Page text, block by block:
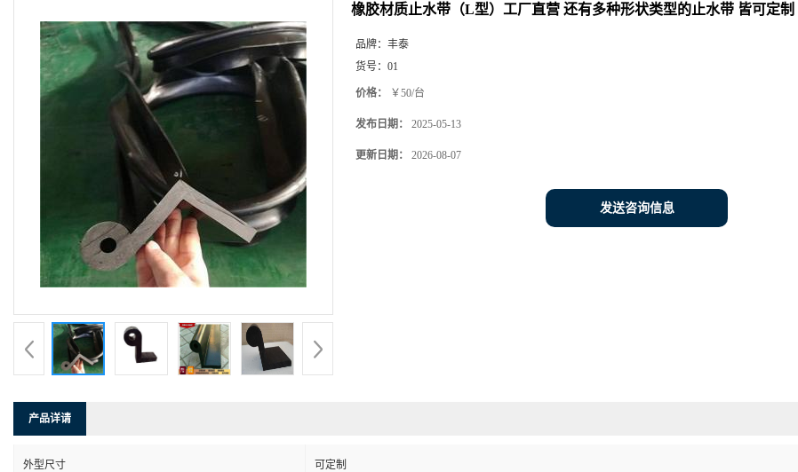
橡胶材质止水带（L型）工厂直营 还有多种形状类型的止水带 皆可定制
品牌： 丰泰
货号： 01
价格： ￥50/台
发布日期： 2025-05-13
更新日期： 2026-08-07
发送咨询信息
产品详请
外型尺寸 可定制